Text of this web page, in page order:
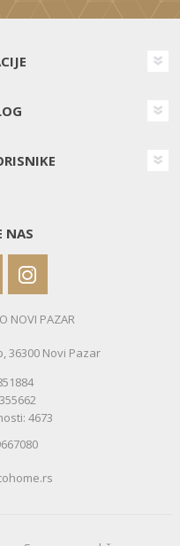
NAS
NOVI PAZAR
36300 Novi Pazar
4673